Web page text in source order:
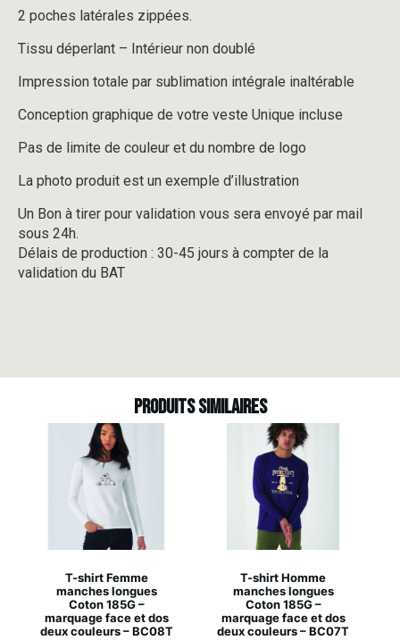
2 poches latérales zippées.
Tissu déperlant – Intérieur non doublé
Impression totale par sublimation intégrale inaltérable
Conception graphique de votre veste Unique incluse
Pas de limite de couleur et du nombre de logo
La photo produit est un exemple d’illustration
Un Bon à tirer pour validation vous sera envoyé par mail
sous 24h.
Délais de production : 30-45 jours à compter de la
validation du BAT
Produits similaires
T-shirt Femme
manches longues
Coton 185G –
marquage face et dos
deux couleurs – BC08T
T-shirt Homme
manches longues
Coton 185G –
marquage face et dos
deux couleurs – BC07T